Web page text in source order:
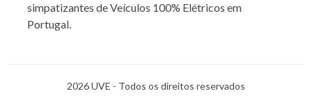
simpatizantes de Veículos 100% Elétricos em
Portugal.
2026 UVE - Todos os direitos reservados